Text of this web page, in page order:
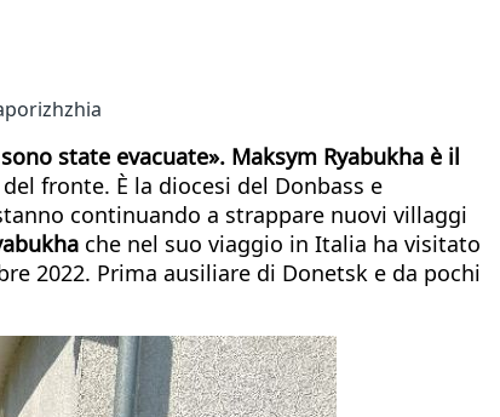
state evacuate». Maksym Ryabukha è il
fronte. È la diocesi del Donbass e
continuando a strappare nuovi villaggi
che nel suo viaggio in Italia ha visitato
2022. Prima ausiliare di Donetsk e da pochi